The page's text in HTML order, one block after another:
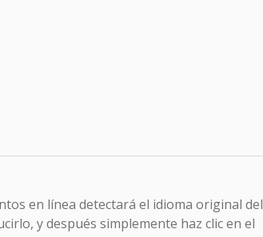
en línea detectará el idioma original del
y después simplemente haz clic en el